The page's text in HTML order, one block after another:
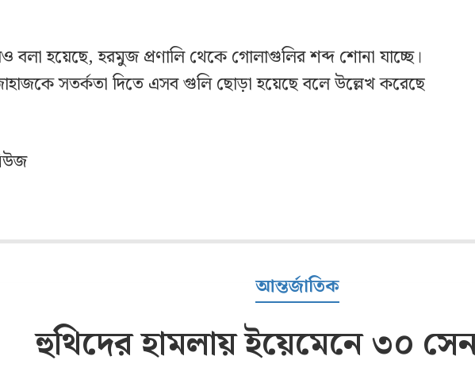
বলা হয়েছে, হরমুজ প্রণালি থেকে গোলাগুলির শব্দ শোনা যাচ্ছে।
সতর্কতা দিতে এসব গুলি ছোড়া হয়েছে বলে উল্লেখ করেছে
আন্তর্জাতিক
হুথিদের হামলায় ইয়েমেনে ৩০